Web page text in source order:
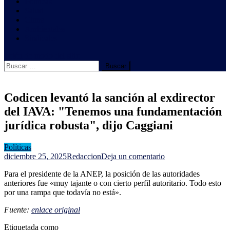
Buscar:
Codicen levantó la sanción al exdirector
del IAVA: "Tenemos una fundamentación
jurídica robusta", dijo Caggiani
Políticas
diciembre 25, 2025RedaccionDeja un comentarioen
levantó
la
Para el presidente de la ANEP, la posición de las autoridades
anteriores fue «muy tajante o con cierto perfil autoritario. Todo esto
por una rampa que todavía no está».
Fuente: enlace original
Etiquetada como